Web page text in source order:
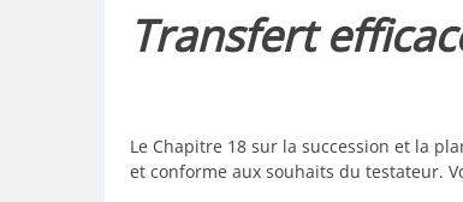
Transfert
Le Chapitre 18 sur la succession et la
et conforme aux souhaits du testateur.